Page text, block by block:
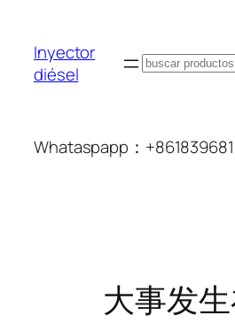
Inyector
diésel
搜
Whataspapp：
大事发